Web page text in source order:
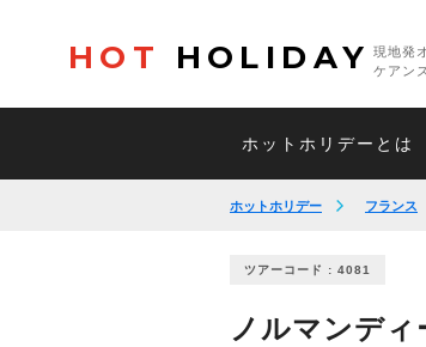
HOT HOLIDAY
現地発
ケアン
ホットホリデーとは
ホットホリデー フランス
ツアーコード : 4081
ノルマンディ